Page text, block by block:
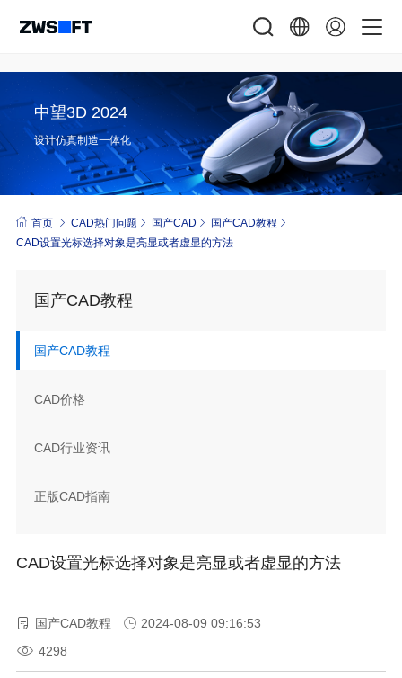
中望3D 2024
设计仿真制造一体化
首页 CAD热门问题 国产CAD
国产CAD教程
CAD设置光标选择对象是亮显或者虚显的方法
国产CAD教程
国产CAD教程
CAD价格
CAD行业资讯
正版CAD指南
CAD设置光标选择对象是亮显或者虚显的方法
国产CAD教程
2024-08-09 09:16:53
4298